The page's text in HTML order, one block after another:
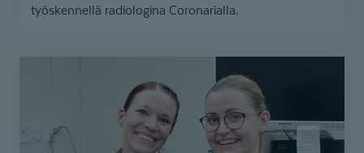
työskennellä radiologina Coronarialla.
tiimityötä
Coronaria